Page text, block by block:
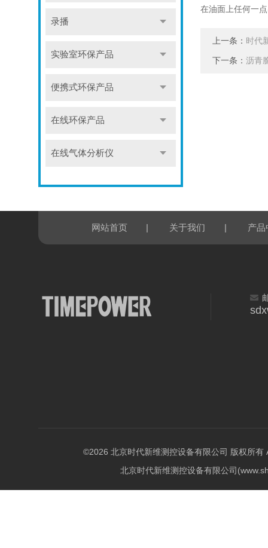
录播
实验室环保产品
便携式环保产品
在线环保产品
在线气体分析仪
在油面上任何一
上一条： 时代
下一条： 沥青
网站首页 | 关于我们 | 产品
©2026 北京时代新维测控设备有限公司 版权所有
北京时代新维测控设备有限公司